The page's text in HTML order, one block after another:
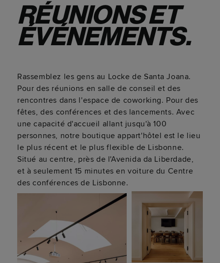
RÉUNIONS ET
ÉVÉNEMENTS.
Rassemblez les gens au Locke de Santa Joana.
Pour des réunions en salle de conseil et des
rencontres dans l'espace de coworking. Pour des
fêtes, des conférences et des lancements. Avec
une capacité d'accueil allant jusqu'à 100
personnes, notre boutique appart'hôtel est le lieu
le plus récent et le plus flexible de Lisbonne.
Situé au centre, près de l'Avenida da Liberdade,
et à seulement 15 minutes en voiture du Centre
des conférences de Lisbonne.